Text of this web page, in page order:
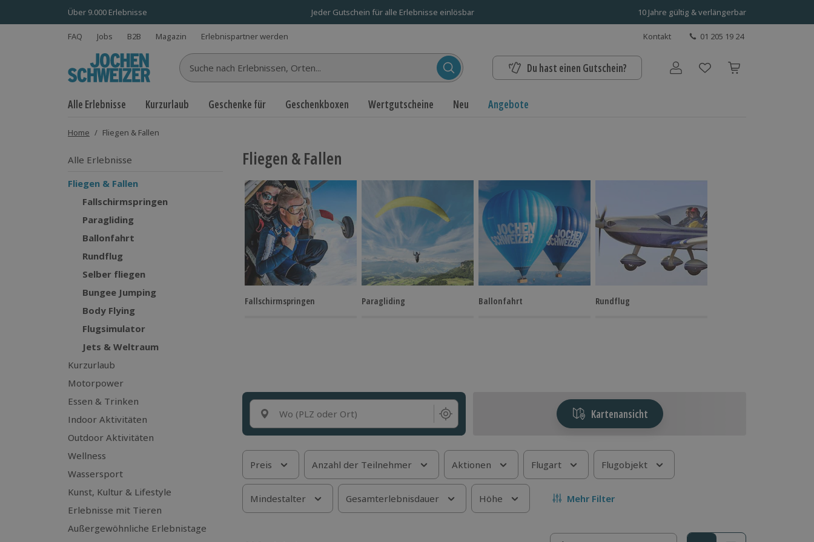
Über 9.000 Erlebnisse Jeder Gutschein für alle Erlebnisse einlösbar 10 Jahre gültig & verlängerbar
FAQ Jobs B2B Magazin Erlebnispartner werden Kontakt 01 205 19 24
Suche nach Erlebnissen... Du hast einen Gutschein? Benutzerkonto
Alle Erlebnisse Kurzurlaub Geschenke für Geschenkboxen Wertgutscheine Neu Angebote
Home / Fliegen & Fallen
Alle Erlebnisse
Fliegen & Fallen
Fallschirmspringen
Paragliding
Ballonfahrt
Rundflug
Selber fliegen
Bungee Jumping
Body Flying
Flugsimulator
Jets & Weltraum
Kurzurlaub
Motorpower
Essen & Trinken
Indoor Aktivitäten
Outdoor Aktivitäten
Wellness
Wassersport
Kunst, Kultur & Lifestyle
Erlebnisse mit Tieren
Außergewöhnliche Erlebnistage
Fliegen & Fallen
Fallschirmspringen Paragliding Ballonfahrt Rundflug
Wo (PLZ oder Ort) Kartenansicht
Preis Anzahl der Teilnehmer Aktionen Flugart Flugobjekt
Mindestalter Gesamterlebnisdauer Höhe Mehr Filter
Sortieren nach